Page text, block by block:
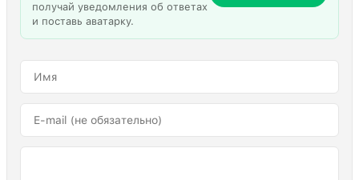
получай уведомления об ответах
и поставь аватарку.